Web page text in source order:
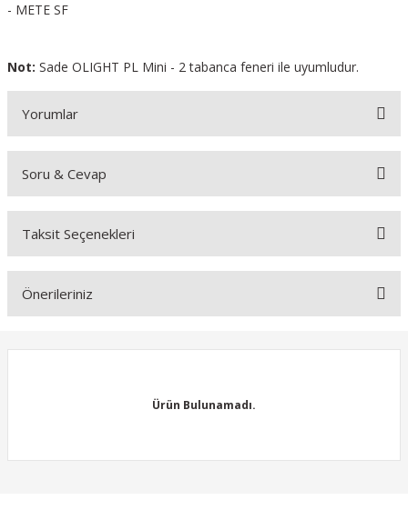
- METE SF
Not: Sade OLIGHT PL Mini - 2 tabanca feneri ile uyumludur.
Yorumlar
Bu ürüne ilk yorumu siz yapın!
Soru & Cevap
Ürün hakkında henüz soru sorulmamış.
Taksit Seçenekleri
Önerileriniz
Görüş ve önerileriniz için teşekkür ederiz.
Ürün Bulunamadı.